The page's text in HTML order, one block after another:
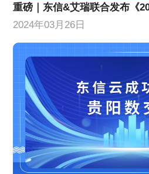
2024年03月26日